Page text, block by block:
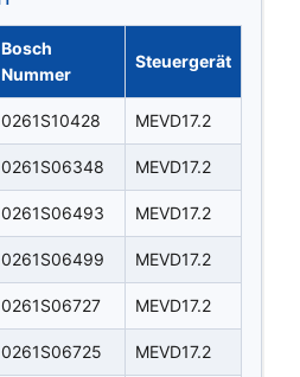
Bosch
Nummer
Steuergerät
0261S10428 MEVD17.2
0261S06348 MEVD17.2
0261S06493 MEVD17.2
0261S06499 MEVD17.2
0261S06727 MEVD17.2
0261S06725 MEVD17.2